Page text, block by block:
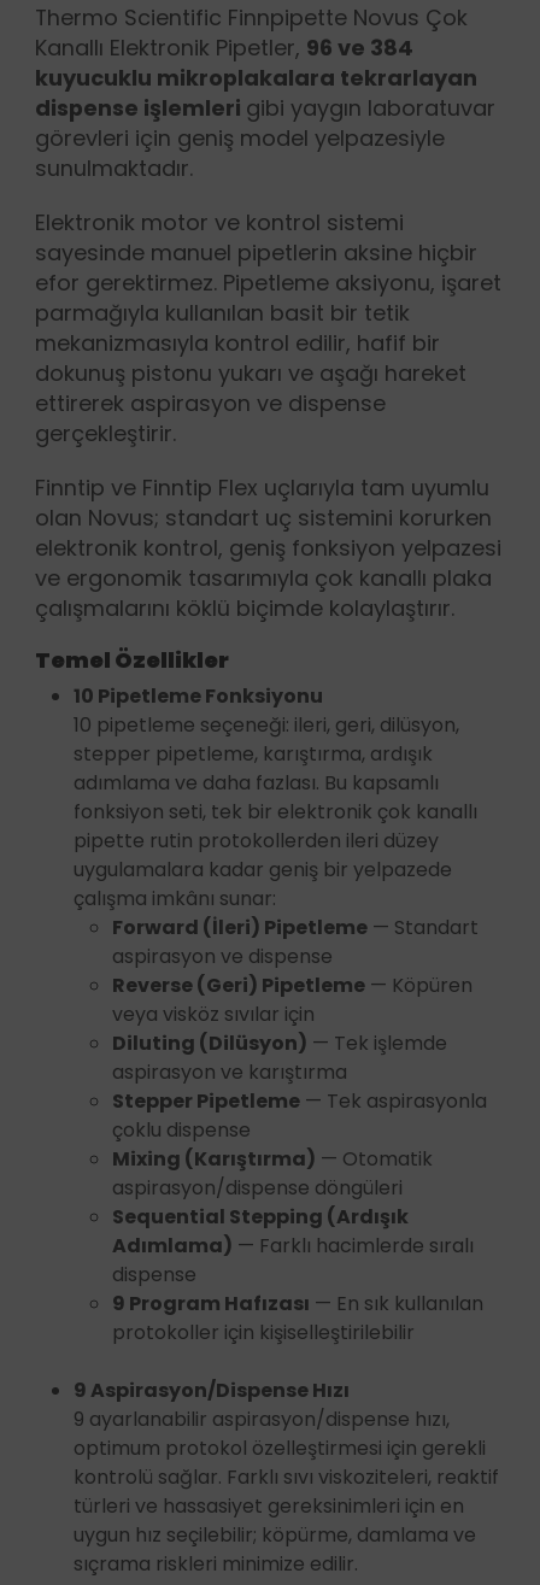
Thermo Scientific Finnpipette Novus Çok
Kanallı Elektronik Pipetler, 96 ve 384
kuyucuklu mikroplakalara tekrarlayan
dispense işlemleri gibi yaygın laboratuvar
görevleri için geniş model yelpazesiyle
sunulmaktadır.
Elektronik motor ve kontrol sistemi
sayesinde manuel pipetlerin aksine hiçbir
efor gerektirmez. Pipetleme aksiyonu, işaret
parmağıyla kullanılan basit bir tetik
mekanizmasıyla kontrol edilir, hafif bir
dokunuş pistonu yukarı ve aşağı hareket
ettirerek aspirasyon ve dispense
gerçekleştirir.
Finntip ve Finntip Flex uçlarıyla tam uyumlu
olan Novus; standart uç sistemini korurken
elektronik kontrol, geniş fonksiyon yelpazesi
ve ergonomik tasarımıyla çok kanallı plaka
çalışmalarını köklü biçimde kolaylaştırır.
Temel Özellikler
10 Pipetleme Fonksiyonu
10 pipetleme seçeneği: ileri, geri, dilüsyon,
stepper pipetleme, karıştırma, ardışık
adımlama ve daha fazlası. Bu kapsamlı
fonksiyon seti, tek bir elektronik çok kanallı
pipette rutin protokollerden ileri düzey
uygulamalara kadar geniş bir yelpazede
çalışma imkânı sunar:
Forward (İleri) Pipetleme— Standart
aspirasyon ve dispense
Reverse (Geri) Pipetleme— Köpüren
veya visköz sıvılar için
Diluting (Dilüsyon) — Tek işlemde
aspirasyon ve karıştırma
Stepper Pipetleme— Tek aspirasyonla
çoklu dispense
Mixing (Karıştırma) — Otomatik
aspirasyon/dispense döngüleri
Sequential Stepping (Ardışık
Adımlama) — Farklı hacimlerde sıralı
dispense
9 Program Hafızası — En sık kullanılan
protokoller için kişiselleştirilebilir
9 Aspirasyon/Dispense Hızı
9 ayarlanabilir aspirasyon/dispense hızı,
optimum protokol özelleştirmesi için gerekli
kontrolü sağlar. Farklı sıvı viskoziteleri, reaktif
türleri ve hassasiyet gereksinimleri için en
uygun hız seçilebilir; köpürme, damlama ve
sıçrama riskleri minimize edilir.